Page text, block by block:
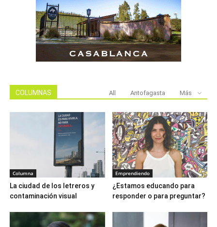
COLUMNAS All Antofagasta Más
Columna
La ciudad de los letreros y
contaminación visual
Emprendiendo
¿Estamos educando para
responder o para preguntar?